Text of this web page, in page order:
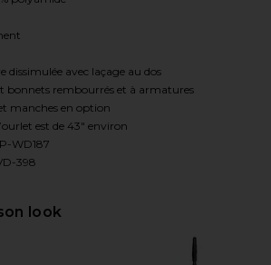
MIDI DRESS IN WHITE CHANTILLY
MIDI DRESS IN WHITE
MIDI DRESS IN WHITE
dissimulée avec laçage au dos
bonnets rembourrés et à armatures
manches en option
est de 43" environ
WD187
398
look